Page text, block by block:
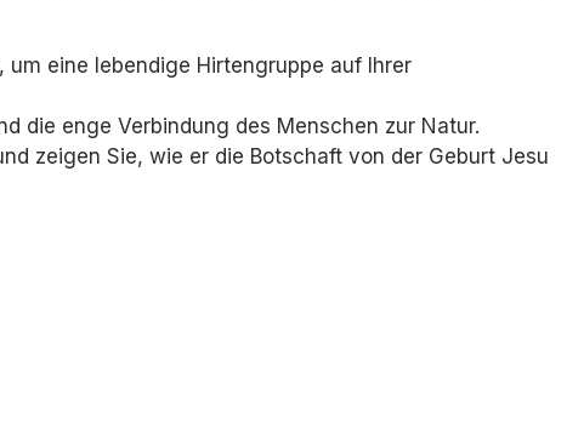
eine lebendige Hirtengruppe auf Ihrer
die enge Verbindung des Menschen zur Natur.
zeigen Sie, wie er die Botschaft von der Geburt Jesu